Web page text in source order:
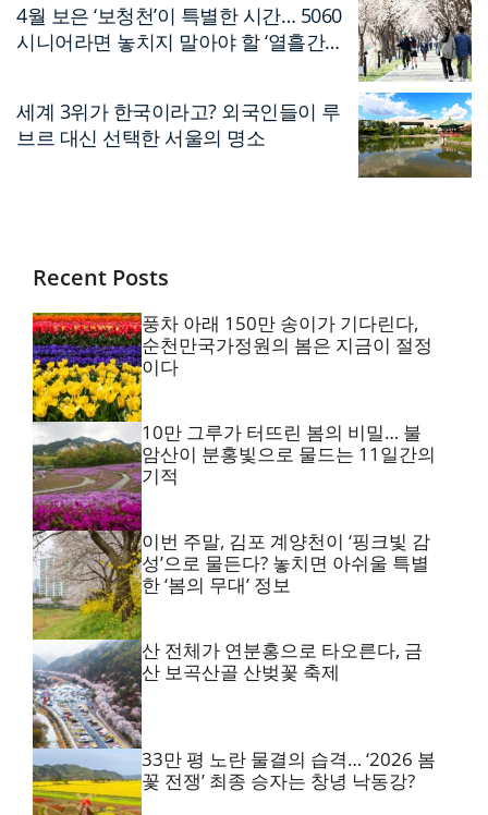
4월 보은 ‘보청천’이 특별한 시간… 5060
시니어라면 놓치지 말아야 할 ‘열흘간의
세계 3위가 한국이라고? 외국인들이 루
브르 대신 선택한 서울의 명소
Recent Posts
풍차 아래 150만 송이가 기다린다,
순천만국가정원의 봄은 지금이 절정
이다
10만 그루가 터뜨린 봄의 비밀… 불
암산이 분홍빛으로 물드는 11일간의
기적
이번 주말, 김포 계양천이 ‘핑크빛 감
성’으로 물든다? 놓치면 아쉬울 특별
한 ‘봄의 무대’ 정보
산 전체가 연분홍으로 타오른다, 금
산 보곡산골 산벚꽃 축제
33만 평 노란 물결의 습격… ‘2026 봄
꽃 전쟁’ 최종 승자는 창녕 낙동강?